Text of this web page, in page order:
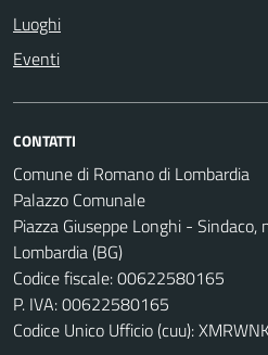
Luoghi
Eventi
CONTATTI
Comune di Romano di Lombardia
Palazzo Comunale
Piazza Giuseppe Longhi -
Lombardia (BG)
Codice fiscale: 00622580165
P. IVA: 00622580165
Codice Unico Ufficio (cuu):